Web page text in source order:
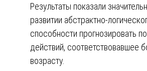
Результаты показали
развитии абстрактно-
способности прогнозировать
действий, соответствовавшее
возрасту.